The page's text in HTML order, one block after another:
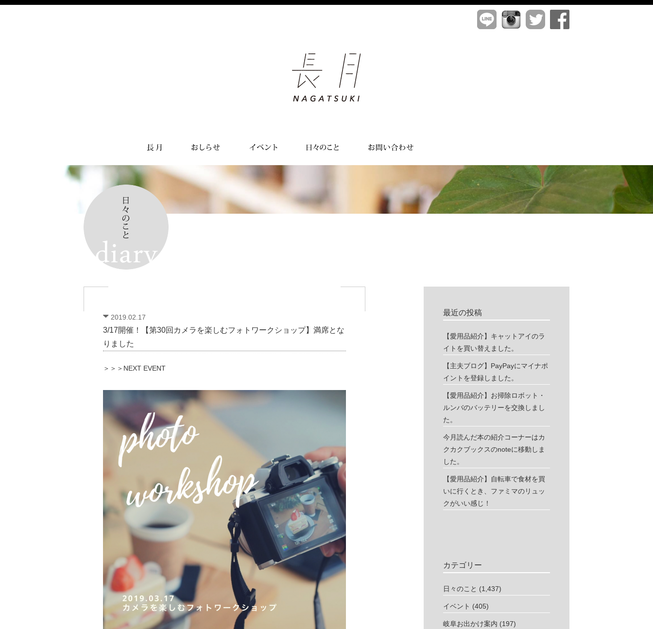
2019.02.17
3/17開催！【第30回カメラを楽しむフォトワークショップ】満席とな
りました
＞＞＞NEXT EVENT
最近の投稿
【愛用品紹介】キャットアイのラ
イトを買い替えました。
【主夫ブログ】PayPayにマイナポ
イントを登録しました。
【愛用品紹介】お掃除ロボット・
ルンバのバッテリーを交換しまし
た。
今月読んだ本の紹介コーナーはカ
クカクブックスのnoteに移動しま
した。
【愛用品紹介】自転車で食材を買
いに行くとき、ファミマのリュッ
クがいい感じ！
カテゴリー
日々のこと (1,437)
イベント (405)
岐阜お出かけ案内 (197)